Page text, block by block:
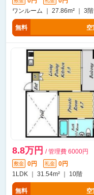
ワンルーム ｜ 27.86m² ｜ 3階
無料 空
8.8万円 / 管理費 6000円
敷金 0円 礼金
0円
1LDK ｜ 31.54m² ｜ 10階
無料 空